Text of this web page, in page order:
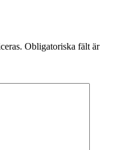
Obligatoriska fält är